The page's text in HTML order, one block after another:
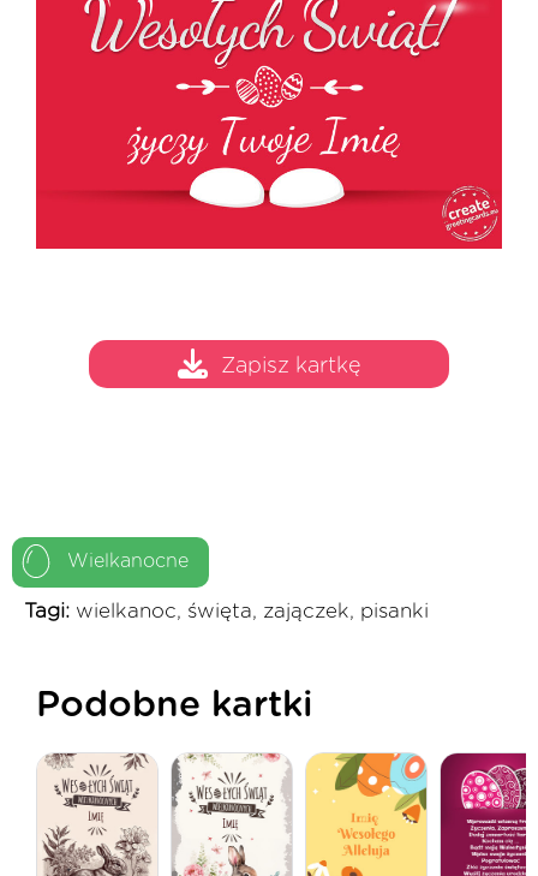
Wielkanocne
Tagi: wielkanoc, święta, zajączek, pisanki
Zapisz kartkę
Podobne kartki